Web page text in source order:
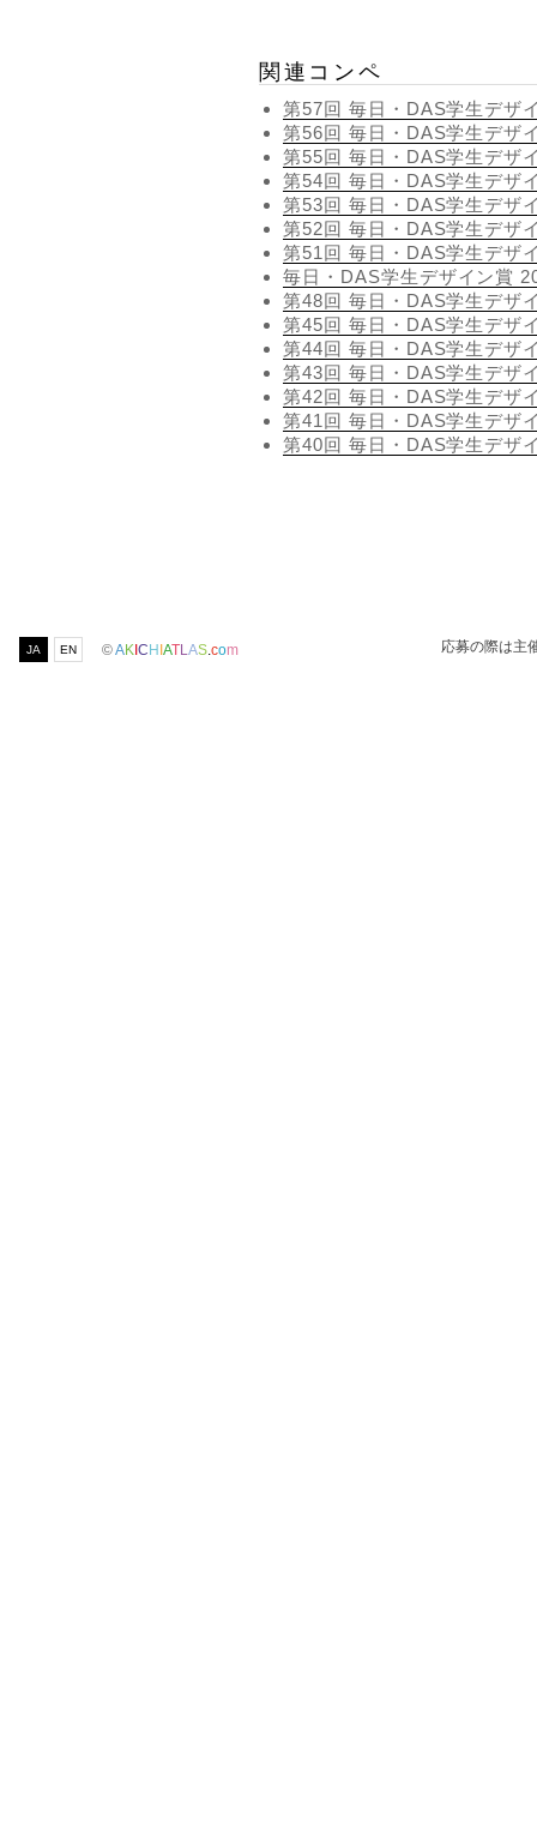
関連コンペ
第57回 毎日・DAS学生デザ
第56回 毎日・DAS学生デザ
第55回 毎日・DAS学生デザ
第54回 毎日・DAS学生デザ
第53回 毎日・DAS学生デザ
第52回 毎日・DAS学生デザ
第51回 毎日・DAS学生デザ
毎日・DAS学生デザイン賞
第48回 毎日・DAS学生デザ
第45回 毎日・DAS学生デザ
第44回 毎日・DAS学生デザ
第43回 毎日・DAS学生デザ
第42回 毎日・DAS学生デザ
第41回 毎日・DAS学生デザ
第40回 毎日・DAS学生デザ
JA EN ©AK C H ATLAS.com 応募の際は主